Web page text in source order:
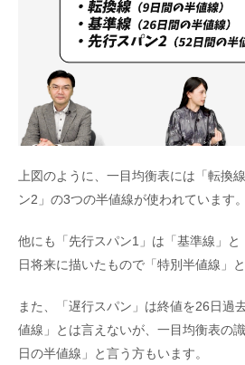
上図のように、一目均衡表には「転換
ン2」の3つの半値線が使われています。
他にも「先行スパン1」は「基準線」
日将来に描いたもので「特別半値線」
また、「遅行スパン」は終値を26日過
値線」とは言えないが、一目均衡表の
日の半値線」と言う方もいます。